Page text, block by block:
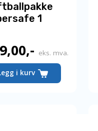
1
,- eks. mva.
i kurv